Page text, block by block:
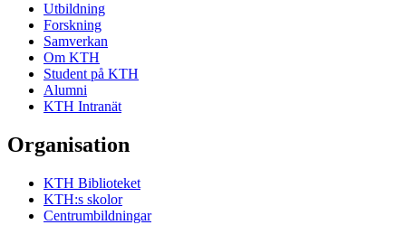
Utbildning
Forskning
Samverkan
Om KTH
Student på KTH
Alumni
KTH Intranät
Organisation
KTH Biblioteket
KTH:s skolor
Centrumbildningar